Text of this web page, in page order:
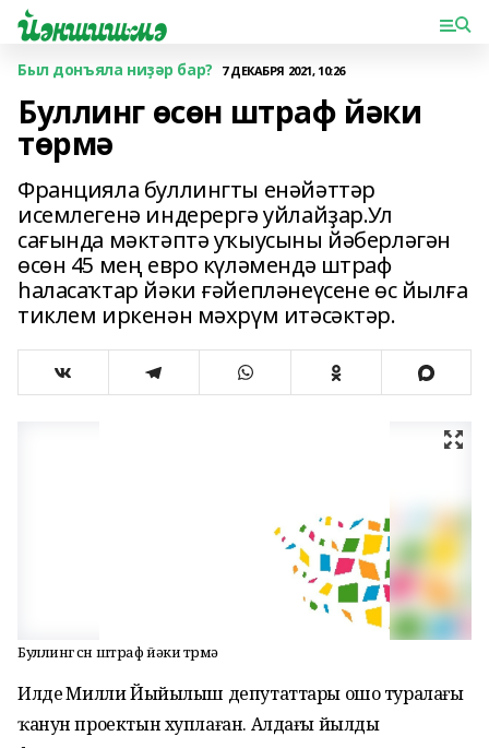
Был донъяла ниҙәр бар? 7 ДЕКАБРЯ 2021, 10:26
Буллинг өсөн штраф йәки
төрмә
Францияла буллингты енәйәттәр
исемлегенә индерергә уйлайҙар.Ул
сағында мәктәптә уҡыусыны йәберләгән
өсөн 45 мең евро күләмендә штраф
һаласаҡтар йәки ғәйепләнеүсене өс йылға
тиклем иркенән мәхрүм итәсәктәр.
Буллинг өсөн штраф йәки төрмә
Илдең Милли Йыйылыш депутаттары ошо туралағы
ҡанун проектын хуплаған. Алдағы йылдың